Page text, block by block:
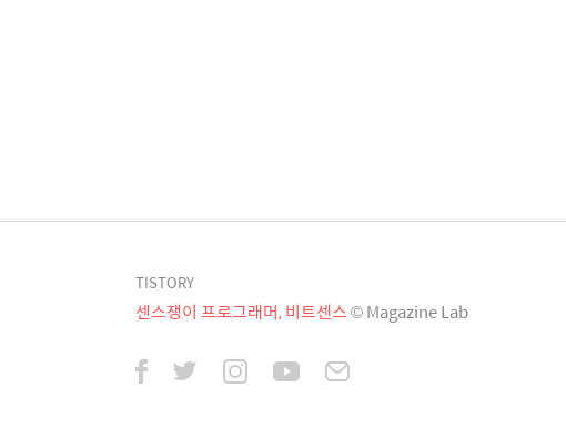
TISTORY
센스쟁이 프로그래머, 비트센스© Magazine Lab